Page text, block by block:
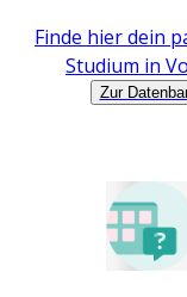
Finde hier dein
Studium in
Zur